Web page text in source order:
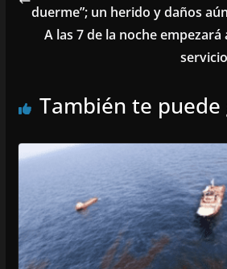
duerme”; un herido y daños
A las 7 de la noche
También te